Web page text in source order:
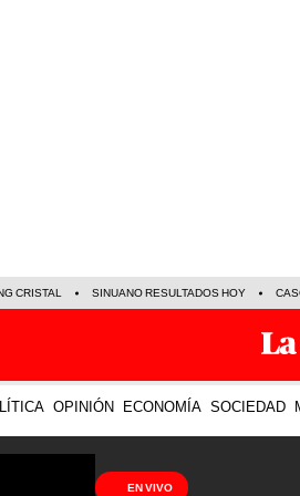
CRISTAL SINUANO RESULTADOS HOY
OPINIÓN ECONOMÍA SOCIEDAD
EN VIVO